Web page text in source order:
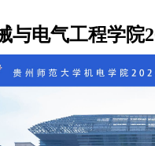
与电气工程学院